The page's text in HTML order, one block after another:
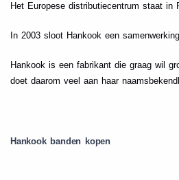
Het Europese distributiecentrum staat in
In 2003 sloot Hankook een
Hankook is een fabrikant die graag wil
doet daarom veel aan haar
Hankook banden kopen